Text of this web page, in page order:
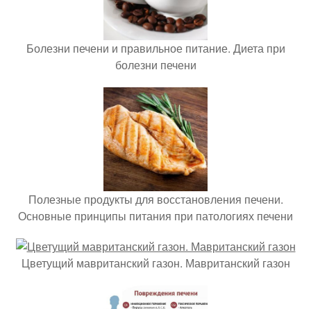
Болезни печени и правильное питание. Диета при
болезни печени
Полезные продукты для восстановления печени.
Основные принципы питания при патологиях печени
Цветущий мавританский газон. Мавританский газон